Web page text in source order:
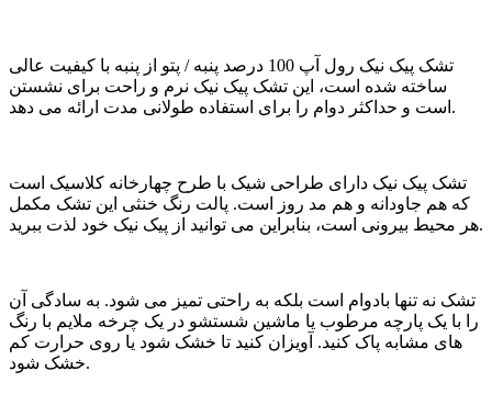
تشک پیک نیک رول آپ 100 درصد پنبه / پتو از پنبه با کیفیت عالی
ساخته شده است، این تشک پیک نیک نرم و راحت برای نشستن
است و حداکثر دوام را برای استفاده طولانی مدت ارائه می دهد.
تشک پیک نیک دارای طراحی شیک با طرح چهارخانه کلاسیک است
که هم جاودانه و هم مد روز است. پالت رنگ خنثی این تشک مکمل
هر محیط بیرونی است، بنابراین می توانید از پیک نیک خود لذت ببرید.
تشک نه تنها بادوام است بلکه به راحتی تمیز می شود. به سادگی آن
را با یک پارچه مرطوب یا ماشین شستشو در یک چرخه ملایم با رنگ
های مشابه پاک کنید. آویزان کنید تا خشک شود یا روی حرارت کم
خشک شود.